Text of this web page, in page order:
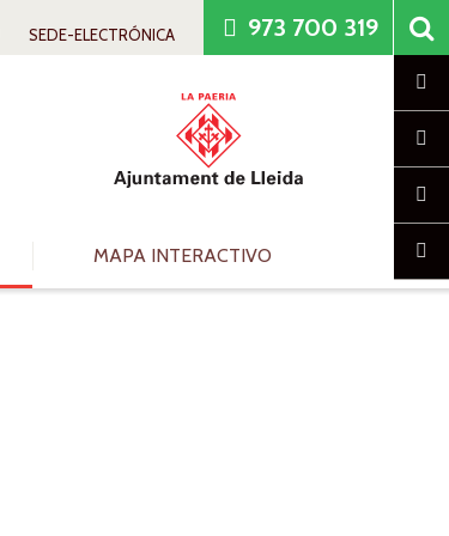
SEDE-ELECTRÓNICA 973 700 319
MAPA INTERACTIVO